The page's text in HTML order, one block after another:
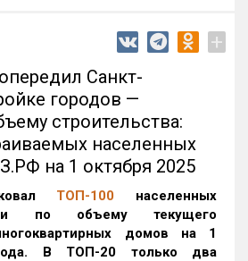
+
Санкт-
городов —
строительства:
населенных
на 1 октября 2025
ТОП-100 населенных
по объему текущего
домов на 1
В ТОП-20 только два